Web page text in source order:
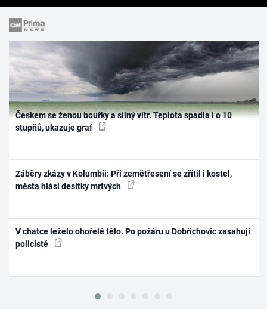
Českem se ženou bouřky a silný vítr. Teplota spadla i o 10
stupňů, ukazuje graf
Záběry zkázy v Kolumbii: Při zemětřesení se zřítil i kostel,
města hlásí desítky mrtvých
V chatce leželo ohořelé tělo. Po požáru u Dobřichovic zasahují
policisté